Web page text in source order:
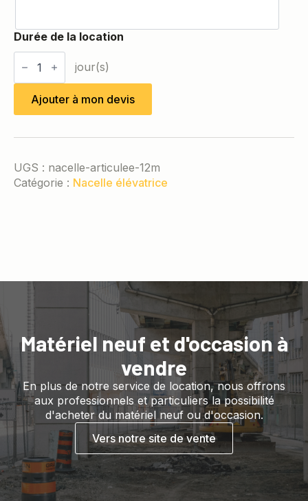
quantité
de
Nacelle
12mAjouter à mon devis
UGS : nacelle-articulee-12m
Catégorie : Nacelle élévatrice
Matériel neuf et d'occasion à
vendre
En plus de notre service de location, nous offrons
aux professionnels et particuliers la possibilité
d'acheter du matériel neuf ou d'occasion.
Vers notre site de vente